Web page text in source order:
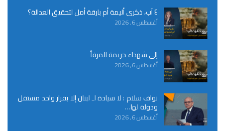
٤ آب، ذكرى أليمة أم بارقة أمل لتحقيق العدالة؟
أغسطس 6, 2026
إلى شهداء جريمة المرفأ
أغسطس 6, 2026
نواف سلام : لا سيادة لـ لبنان إلا بقرار واحد مستقل
ودولة لها…
أغسطس 6, 2026